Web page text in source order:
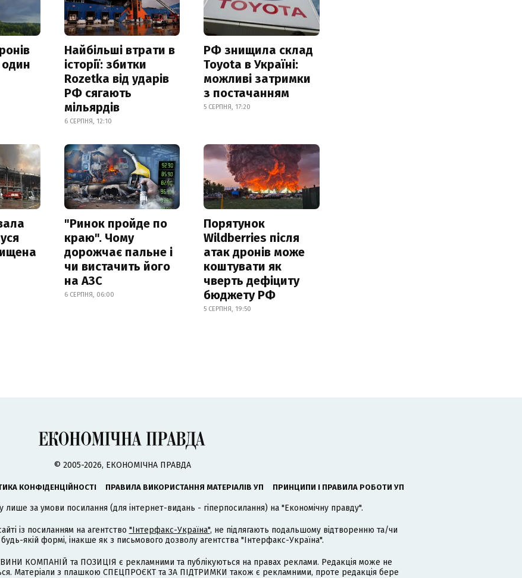
Найбільші втрати в
історії: збитки
Rozetka від ударів
РФ сягають
мільярдів
6 СЕРПНЯ, 12:10
РФ знищила склад
Toyota в Україні:
можливі затримки
з постачанням
5 СЕРПНЯ, 17:20
"Ринок пройде по
краю". Чому
дорожчає пальне і
чи вистачить його
на АЗС
6 СЕРПНЯ, 06:00
Порятунок
Wildberries після
атак дронів може
коштувати як
чверть дефіциту
бюджету РФ
5 СЕРПНЯ, 19:50
© 2005-2026, ЕКОНОМІЧНА ПРАВДА
КОНФІДЕНЦІЙНОСТІ ПРАВИЛА ВИКОРИСТАННЯ МАТЕРІАЛІВ УП ПРИНЦИПИ І ПРАВИЛА РОБОТИ УП
лише за умови посилання (для інтернет-видань - гіперпосилання) на "Економічну правду".
із посиланням на агентство "Інтерфакс-Україна", не підлягають подальшому відтворенню та/чи
якій формі, інакше як з письмового дозволу агентства "Інтерфакс-Україна".
КОМПАНІЙ та ПОЗИЦІЯ є рекламними та публікуються на правах реклами. Редакція може не
Матеріали з плашкою СПЕЦПРОЄКТ та ЗА ПІДТРИМКИ також є рекламними, проте редакція бере